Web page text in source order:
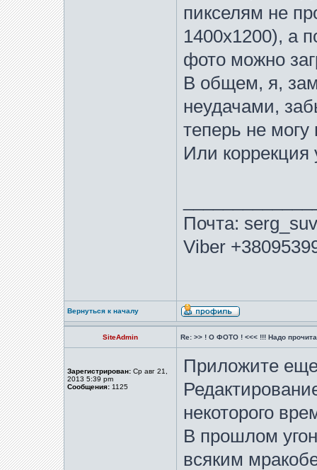
пикселям не
1400х1200), а
фото можно
В общем, я,
неудачами,
теперь не могу
Или коррекция
Почта:
Viber
Вернуться к началу
SiteAdmin Re: >> ! О ФОТО ! <<< !!! Надо
Зарегистрирован: Ср авг 21,
2013 5:39 pm
Сообщения: 1125
Приложите
некоторого
В прошлом
всяким